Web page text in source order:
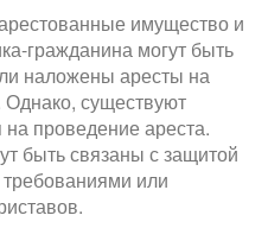
имущество и
гражданина могут быть
наложены аресты на
Однако, существуют
проведение ареста.
быть связаны с защитой
или